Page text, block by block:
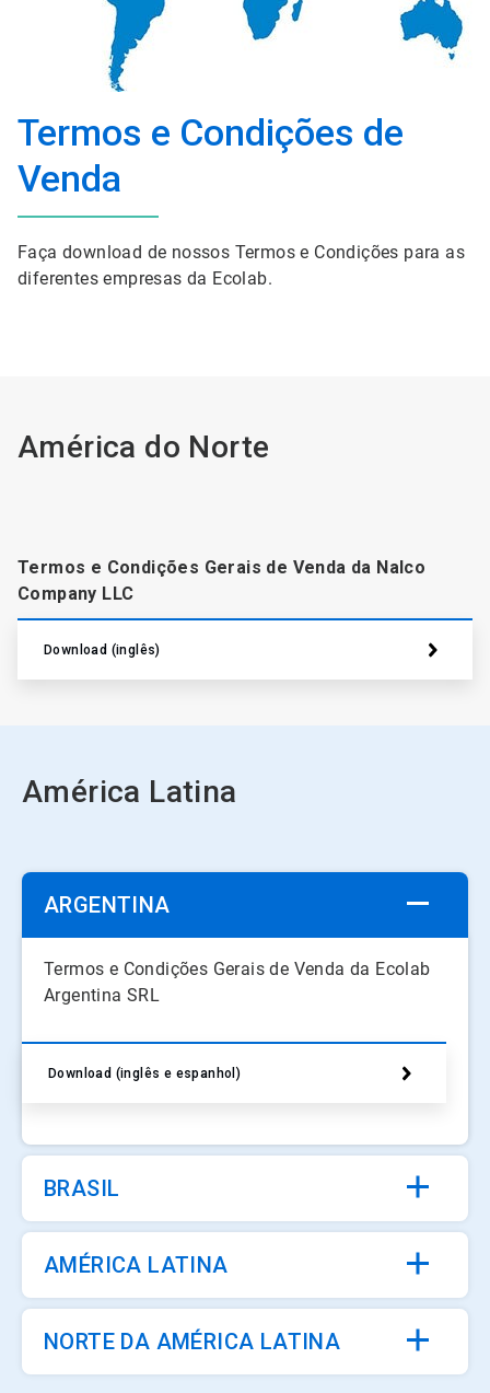
Termos e Condições de
Venda
Faça download de nossos Termos e Condições para as
diferentes empresas da Ecolab.
América do Norte
Termos e Condições Gerais de Venda da Nalco
Company LLC
Download (inglês)
América Latina
ARGENTINA
Termos e Condições Gerais de Venda da Ecolab
Argentina SRL
Download (inglês e espanhol)
BRASIL
AMÉRICA LATINA
NORTE DA AMÉRICA LATINA